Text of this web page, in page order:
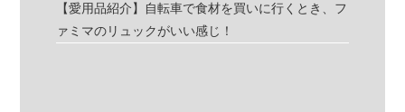
【愛用品紹介】自転車で食材を買いに行くとき、フ
ァミマのリュックがいい感じ！